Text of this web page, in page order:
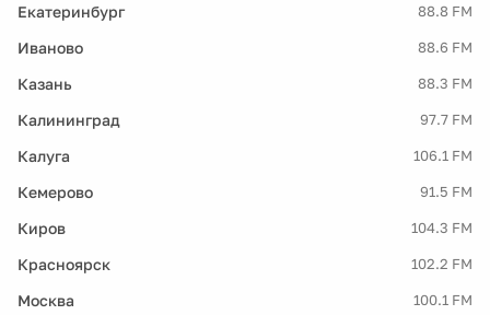
Екатеринбург 88.8 FM
Иваново 88.6 FM
Казань 88.3 FM
Калининград 97.7 FM
Калуга 106.1 FM
Кемерово 91.5 FM
Киров 104.3 FM
Красноярск 102.2 FM
Москва 100.1 FM